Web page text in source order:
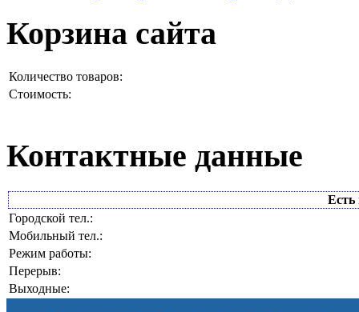
Корзина сайта
Количество товаров:
Стоимость:
Контактные данные
Есть
Городской тел.:
Мобильный тел.:
Режим работы:
Перерыв:
Выходные: